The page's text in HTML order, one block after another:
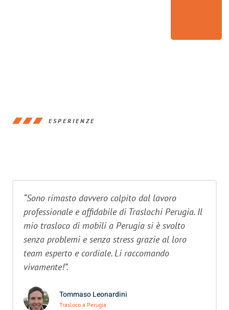
ESPERIENZE
“Sono rimasto davvero colpito dal lavoro
professionale e affidabile di Traslochi Perugia. Il
mio trasloco di mobili a Perugia si è svolto
senza problemi e senza stress grazie al loro
team esperto e cordiale. Li raccomando
vivamente!”.
Tommaso Leonardini
Trasloco a Perugia